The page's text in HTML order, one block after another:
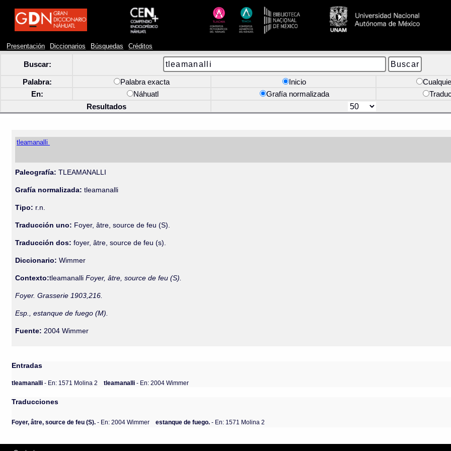
Presentación Diccionarios Búsquedas Créditos
Buscar:
Palabra: Palabra exacta Inicio
En:
Náhuatl Grafía normalizada
Resultados
tleamanalli
Paleografía: TLEAMANALLI
Grafía normalizada: tleamanalli
Tipo: r.n.
Traducción uno: Foyer, âtre, source de feu (S).
Traducción dos: foyer, âtre, source de feu (s).
Diccionario:Wimmer
Contexto:tleamanalliFoyer, âtre, source de feu (S).
Foyer. Grasserie 1903,216.
Esp., estanque de fuego (M).
Fuente: 2004 Wimmer
Entradas
tleamanalli- En: 1571 Molina 2 tleamanalli- En: 2004 Wimmer
Traducciones
Foyer, âtre, source de feu (S). - En: 2004 Wimmer estanque de fuego. - En: 1571 Molina 2